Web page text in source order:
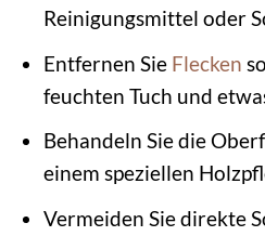
Reinigungsmittel oder
Entfernen Sie Flecken
feuchten Tuch und
Behandeln Sie die
einem speziellen
Vermeiden Sie direkte